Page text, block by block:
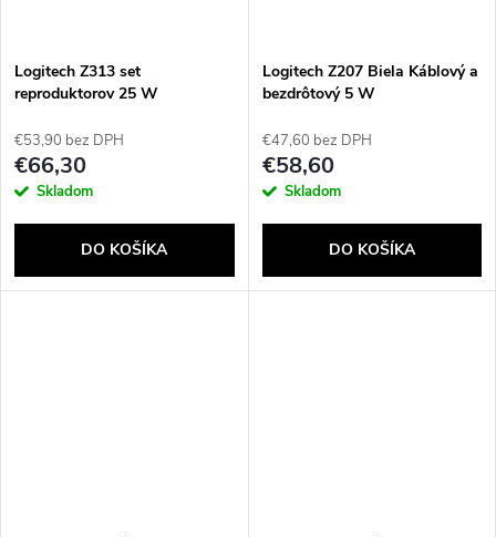
Logitech Z313 set
reproduktorov 25 W
kanály/kanálov 5 W
€53,90 bez DPH
€66,30
Skladom
DO KOŠÍKA
Logitech Z207 Biela Káblový a
bezdrôtový 5 W
€47,60 bez DPH
€58,60
Skladom
DO KOŠÍKA